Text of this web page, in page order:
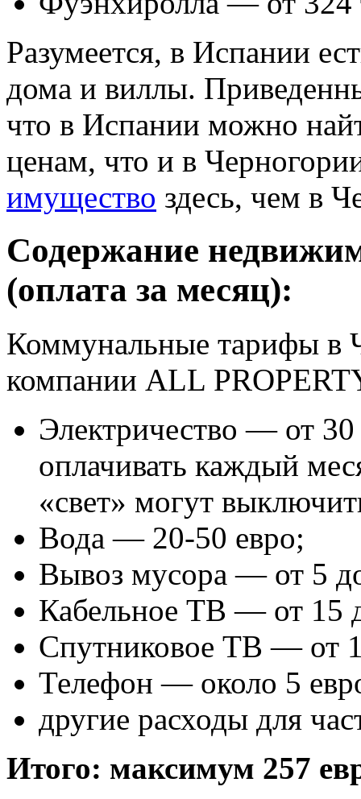
Разумеется, в Испании
дома и виллы.
что в Испании можно
ценам, что и в
имущество здесь, чем в
Содержание
(оплата за месяц):
Коммунальные тарифы в
компании ALL
Электричество — от
оплачивать каждый
«свет» могут
Вода — 20-50 евро;
Вывоз мусора — от 5
Кабельное ТВ — от 15
Спутниковое ТВ — от
Телефон — около 5
другие расходы для
Итого: максимум 257